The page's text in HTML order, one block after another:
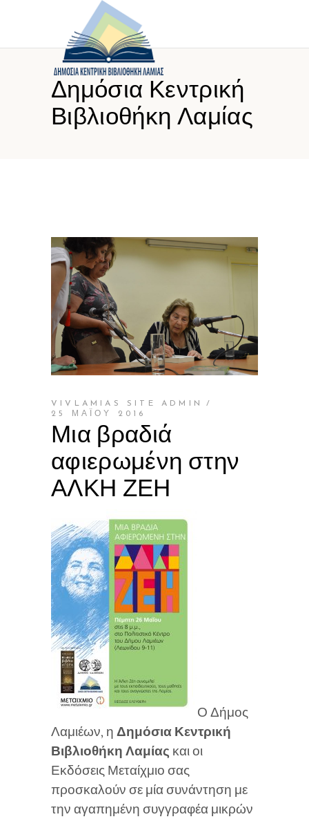
Δημόσια Κεντρική
Βιβλιοθήκη Λαμίας
VIVLAMIAS SITE ADMIN
25 ΜΑΪ́ΟΥ 2016
Μια βραδιά
αφιερωμένη στην
ΑΛΚΗ ΖΕΗ
Ο Δήμος
Λαμιέων, η Δημόσια Κεντρική
Βιβλιοθήκη Λαμίας και οι
Εκδόσεις Μεταίχμιο σας
προσκαλούν σε μία συνάντηση με
την αγαπημένη συγγραφέα μικρών